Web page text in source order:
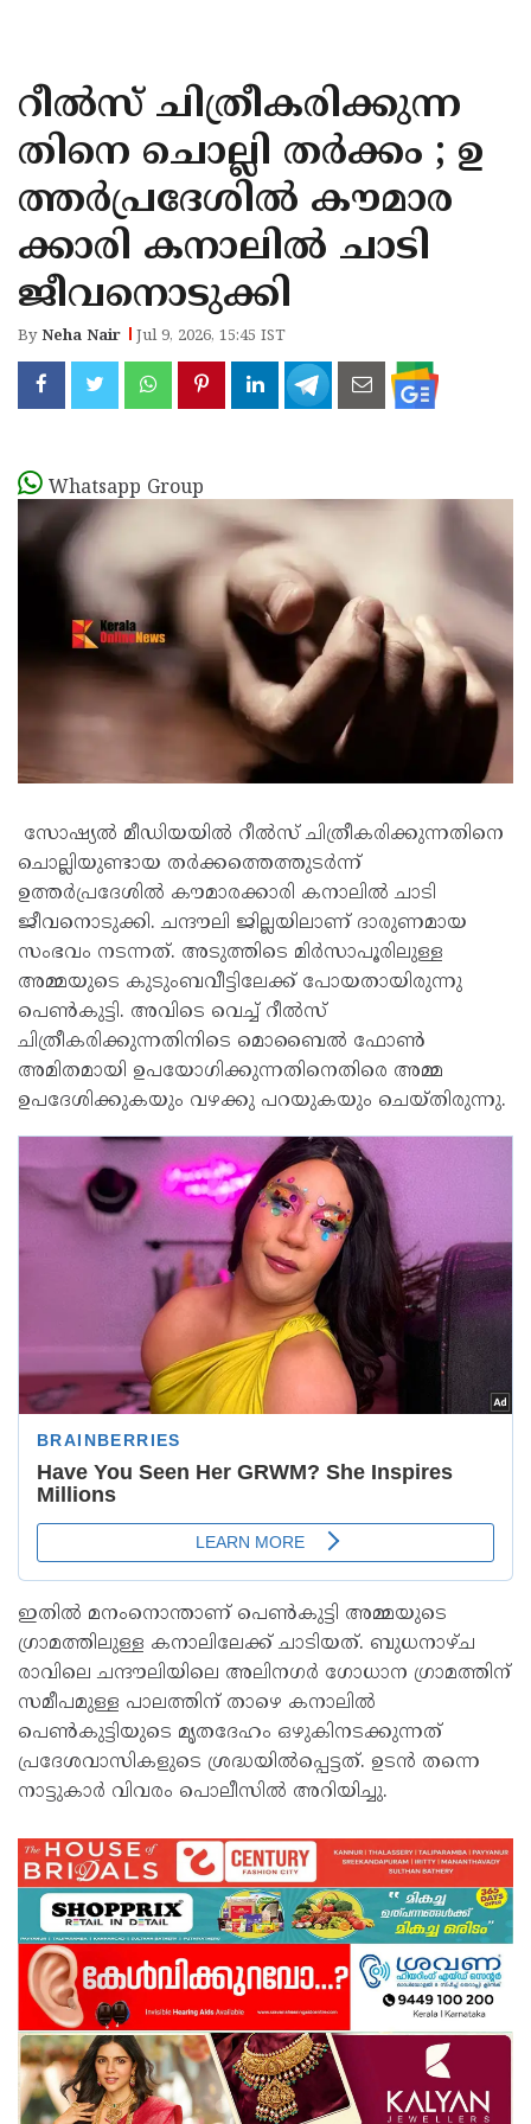
KANNUR
KASARAGOD
റീൽസ് ചിത്രീകരിക്കുന്ന
തിനെ ചൊല്ലി തർക്കം ; ഉ
ത്തർപ്രദേശിൽ കൗമാര
ക്കാരി കനാലിൽ ചാടി
ജീവനൊടുക്കി
ByNeha Nair Jul 9, 2026, 15:45 IST
Whatsapp Group
സോഷ്യൽ മീഡിയയിൽ റീൽസ് ചിത്രീകരിക്കുന്നതിനെ
ചൊല്ലിയുണ്ടായ തർക്കത്തെത്തുടർന്ന്
ഉത്തർപ്രദേശിൽ കൗമാരക്കാരി കനാലിൽ ചാടി
ജീവനൊടുക്കി. ചന്ദൗലി ജില്ലയിലാണ് ദാരുണമായ
സംഭവം നടന്നത്. അടുത്തിടെ മിർസാപൂരിലുള്ള
അമ്മയുടെ കുടുംബവീട്ടിലേക്ക് പോയതായിരുന്നു
പെൺകുട്ടി. അവിടെ വെച്ച് റീൽസ്
ചിത്രീകരിക്കുന്നതിനിടെ മൊബൈൽ ഫോൺ
അമിതമായി ഉപയോഗിക്കുന്നതിനെതിരെ അമ്മ
ഉപദേശിക്കുകയും വഴക്കു പറയുകയും ചെയ്തിരുന്നു.
ഇതിൽ മനംനൊന്താണ് പെൺകുട്ടി അമ്മയുടെ
ഗ്രാമത്തിലുള്ള കനാലിലേക്ക് ചാടിയത്. ബുധനാഴ്ച
രാവിലെ ചന്ദൗലിയിലെ അലിനഗർ ഗോധാന ഗ്രാമത്തിന്
സമീപമുള്ള പാലത്തിന് താഴെ കനാലിൽ
പെൺകുട്ടിയുടെ മൃതദേഹം ഒഴുകിനടക്കുന്നത്
പ്രദേശവാസികളുടെ ശ്രദ്ധയിൽപ്പെട്ടത്. ഉടൻ തന്നെ
നാട്ടുകാർ വിവരം പൊലീസിൽ അറിയിച്ചു.